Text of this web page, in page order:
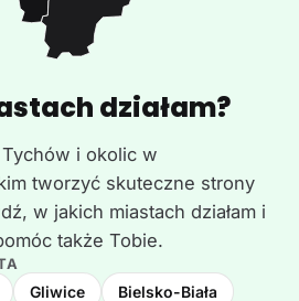
działam?
i okolic w
tworzyć skuteczne strony
w jakich miastach działam i
także Tobie.
Gliwice Bielsko-Biała